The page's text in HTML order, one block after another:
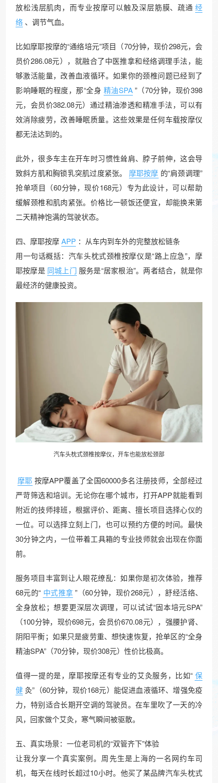
放松浅层肌肉，而专业按摩可以触及深层筋膜、疏通 经
络 、调节气血。
比如摩耶按摩的“通络培元”项目（70分钟，现价298元，会
员价286.08元），就融合了中医推拿和经络调理手法，能
够激活能量，改善血液循环。如果你的颈椎问题已经到了
影响睡眠的程度，那“全身 精油SPA ”（70分钟，现价398
元，会员价382.08元）通过精油渗透和精准手法，可以有
效消除疲劳，改善睡眠质量。这些效果是任何车载按摩仪
都无法达到的。
此外，很多车主在开车时习惯性耸肩、脖子前伸，这会导
致斜方肌和胸锁乳突肌过度紧张。
摩耶按摩 的“肩颈调理”
抢单项目（60分钟，现价168元）专为此设计，可以帮助
缓解颈椎和肌肉紧张。价格比一顿饭还便宜，却能换来第
二天精神饱满的驾驶状态。
四、摩耶按摩APP ：从车内到车外的完整放松链条
用一句话概括：汽车头枕式颈椎按摩仪是“路上应急”，摩
耶按摩是 同城上门 服务是“居家根治”。两者结合，就是你
最经济的健康投资。
汽车头枕式颈椎按摩仪，开车也能放松颈部
摩耶 按摩APP覆盖了全国60000多名注册技师，全部经过
严苛筛选和培训。无论你在哪个城市，打开APP就能看到
附近的技师排班，根据评价、距离、擅长项目选择心仪的
一位。可以选择立刻上门，也可以预约方便的时间。最快
30分钟之内，一位带着工具箱的专业技师就会出现在你面
前。
服务项目丰富到让人眼花缭乱：如果你是初次体验，推荐
68元的“ 中式推拿 ”（60分钟，现价268元），舒经活络、
全身放松；想要更深层次调理，可以试试“固本培元SPA”
（100分钟，现价698元，会员价670.08元），强腰护肾、
阴阳平衡；如果只是疲劳重、想快速恢复，抢单区的“全身
精油SPA”（70分钟，现价308元）性价比极高。
值得一提的是，摩耶按摩还有专业的艾灸服务，比如“ 保
健 灸”（60分钟，现价168元）能促进血液循环、增强免疫
力，特别适合长期开空调的驾驶员。在车里吹了一天的冷
风，回家做个艾灸，寒气瞬间被驱散。
五、真实场景：一位老司机的“双管齐下”体验
让我分享一个真实案例。周先生是上海的一名网约车司
机，每天在线时长超过10小时。他买了某品牌汽车头枕式